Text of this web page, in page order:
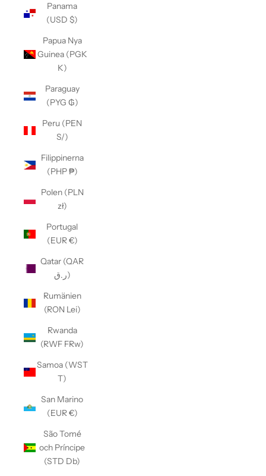
Panama
(USD $)
Papua Nya
Guinea (PGK
K)
Paraguay
(PYG ₲)
Peru (PEN
S/)
Filippinerna
(PHP ₱)
Polen (PLN
zł)
Portugal
(EUR €)
Qatar (QAR
ر.ق)
Rumänien
(RON Lei)
Rwanda
(RWF FRw)
Samoa (WST
T)
San Marino
(EUR €)
São Tomé
och Príncipe
(STD Db)